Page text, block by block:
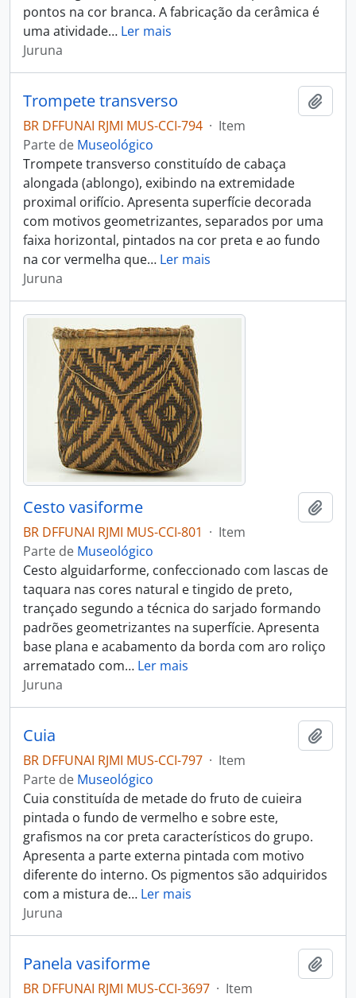
pontos na cor branca. A fabricação da cerâmica é
uma atividade… Ler mais
Juruna
Trompete transverso
BR DFFUNAI RJMI MUS-CCI-794 · Item
Parte de Museológico
Trompete transverso constituído de cabaça
alongada (ablongo), exibindo na extremidade
proximal orifício. Apresenta superfície decorada
com motivos geometrizantes, separados por uma
faixa horizontal, pintados na cor preta e ao fundo
na cor vermelha que… Ler mais
Juruna
Cesto vasiforme
BR DFFUNAI RJMI MUS-CCI-801 · Item
Parte de Museológico
Cesto alguidarforme, confeccionado com lascas de
taquara nas cores natural e tingido de preto,
trançado segundo a técnica do sarjado formando
padrões geometrizantes na superfície. Apresenta
base plana e acabamento da borda com aro roliço
arrematado com… Ler mais
Juruna
Cuia
BR DFFUNAI RJMI MUS-CCI-797 · Item
Parte de Museológico
Cuia constituída de metade do fruto de cuieira
pintada o fundo de vermelho e sobre este,
grafismos na cor preta característicos do grupo.
Apresenta a parte externa pintada com motivo
diferente do interno. Os pigmentos são adquiridos
com a mistura de… Ler mais
Juruna
Panela vasiforme
BR DFFUNAI RJMI MUS-CCI-3697 · Item